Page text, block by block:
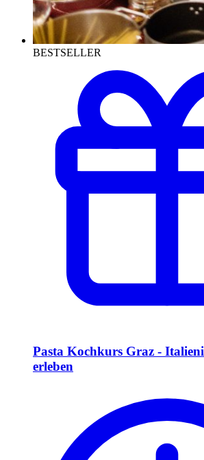
BESTSELLER
Pasta Kochkurs Graz -
erleben